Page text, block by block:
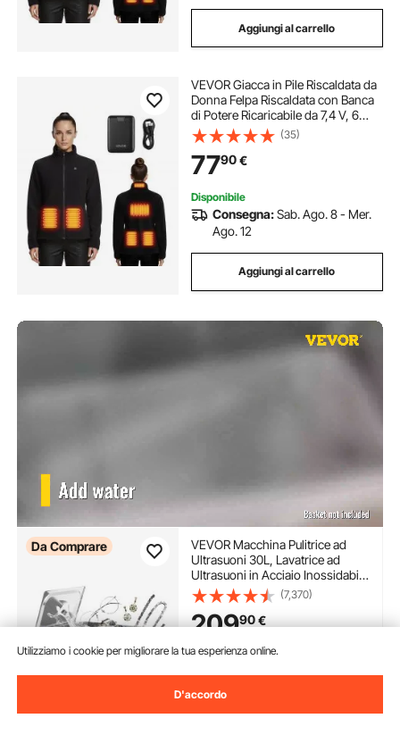
Aggiungi al carrello
VEVOR Giacca in Pile Riscaldata da
Donna Felpa Riscaldata con Banca
di Potere Ricaricabile da 7,4 V, 6
Zone di Riscaldamento, 3 Livelli di
Temperatura, per Campeggio
Invernale all'Aperto, Taglia XXL
(35)
7790€
Disponibile
Consegna:Sab. Ago. 8 - Mer.
Ago. 12
Aggiungi al carrello
Da Comprare
VEVOR Macchina Pulitrice ad
Ultrasuoni 30L, Lavatrice ad
Ultrasuoni in Acciaio Inossidabile
Multifunzione con Timer Digitale,
Pulitrice Professionale per
Occhiali Orologi Gioielli
(7,370)
20990€
Disponibile
Consegna:non appena Mer.
Ago. 12
Utilizziamo i cookie per migliorare la tua esperienza online.
D'accordo